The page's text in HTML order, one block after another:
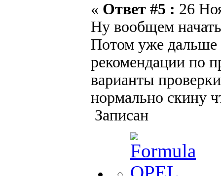
« Ответ #5 : 26
Ну вообщем
Потом уже дальше
рекомендации по
варианты
нормально скину
Записан